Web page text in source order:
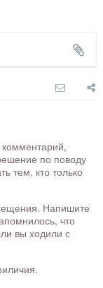
по поводу
тем, кто только
Напишите
что
вы ходили с